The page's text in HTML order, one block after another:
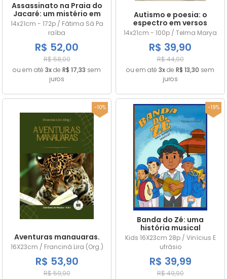
Assassinato na Praia do
Jacaré: um mistério em
Cabedelo na Paraíba
14x21cm - 172p / Fátima Sá Pa
raíba
R$ 52,00
R$ 58,00
ou em até 3xde R$ 17,33 sem
juros
Autismo e poesia: o
espectro em versos
14x21cm - 100p / Telma Marya
R$ 39,90
R$ 44,90
ou em até 3xde R$ 13,30 sem
juros
-10%
Aventuras manauaras.
16X23cm / Franciná Lira (Org.)
R$ 53,90
R$ 59,90
-19%
Banda do Zé: uma
história musical
Kids 16X23cm 28p / Vinícius E
ufrásio
R$ 39,99
R$ 49,90